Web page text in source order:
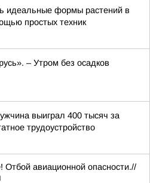
идеальные формы растений в
простых техник
– Утром без осадков
выиграл 400 тысяч за
трудоустройство
Отбой авиационной опасности.//